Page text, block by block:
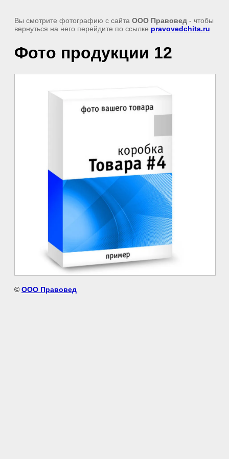
Вы смотрите фотографию с сайта ООО Правовед - чтобы
вернуться на него перейдите по ссылке pravovedchita.ru
Фото продукции 12
© ООО Правовед